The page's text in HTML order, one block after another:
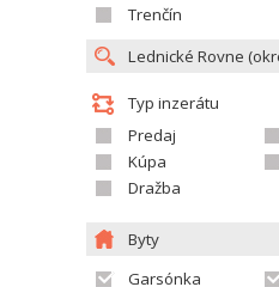
Trenčín
Typ inzerátu
Predaj
Kúpa
Dražba
Byty
Garsónka